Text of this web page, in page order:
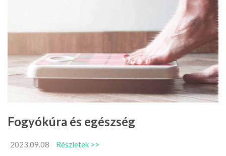
Fogyókúra és egészség
2023.09.08
Részletek >>